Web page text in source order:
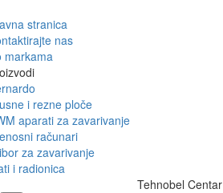
stranica
nas
markama
i rezne ploče
aparati za zavarivanje
računari
za zavarivanje
i radionica
Tehnobel Centar